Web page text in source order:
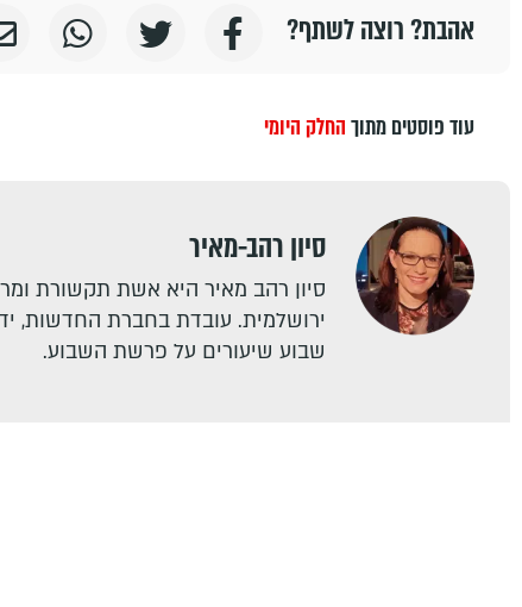
אהבת? רוצה לשתף?
עוד פוסטים מתוךהחלק היומי
סיון רהב-מאיר
סיון רהב מאיר היא אשת תקשורת
ירושלמית. עובדת בחברת החדשות,
שבוע שיעורים על פרשת השבוע.